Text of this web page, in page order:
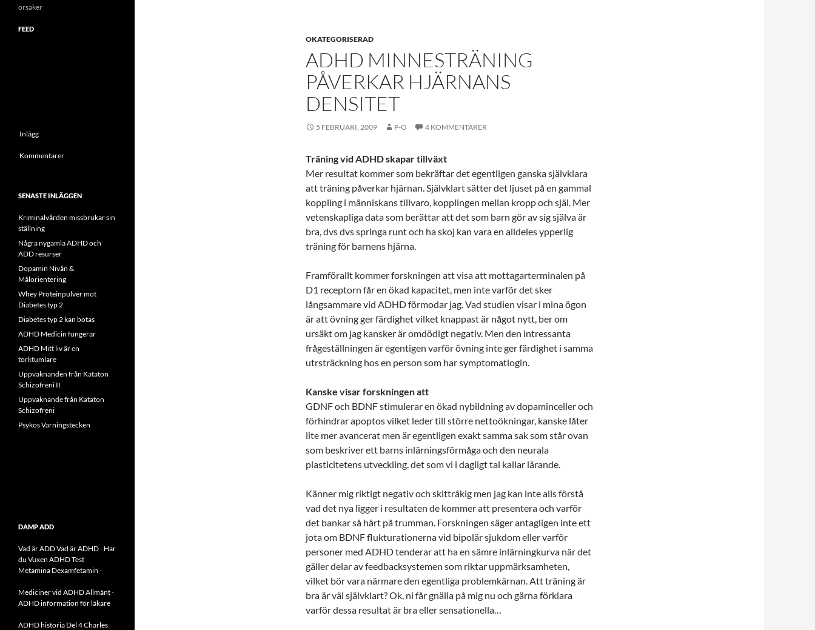
OKATEGORISERAD
ADHD MINNESTRÄNING
PÅVERKAR HJÄRNANS
DENSITET
5 FEBRUARI, 2009 P-O 4 KOMMENTARER
Träning vid ADHD skapar tillväxt
Mer resultat kommer som bekräftar det egentligen ganska självklara
att träning påverkar hjärnan. Självklart sätter det ljuset på en gammal
koppling i människans tillvaro, kopplingen mellan kropp och själ. Mer
vetenskapliga data som berättar att det som barn gör av sig själva är
bra, dvs dvs springa runt och ha skoj kan vara en alldeles ypperlig
träning för barnens hjärna.
Framförallt kommer forskningen att visa att mottagarterminalen på
D1 receptorn får en ökad kapacitet, men inte varför det sker
långsammare vid ADHD förmodar jag. Vad studien visar i mina ögon
är att övning ger färdighet vilket knappast är något nytt, ber om
ursäkt om jag kansker är omdödigt negativ. Men den intressanta
frågeställningen är egentigen varför övning inte ger färdighet i samma
utrsträckning hos en person som har symptomatlogin.
Kanske visar forskningen att
GDNF och BDNF stimulerar en ökad nybildning av dopaminceller och
förhindrar apoptos vilket leder till större nettoökningar, kanske låter
lite mer avancerat men är egentligen exakt samma sak som står ovan
som beskriver ett barns inlärningsförmåga och den neurala
plasticitetens utveckling, det som vi i dagligt tal kallar lärande.
Känner mig riktigt negativ och skittråkig men jag kan inte alls förstå
vad det nya ligger i resultaten de kommer att presentera och varför
det bankar så hårt på trumman. Forskningen säger antagligen inte ett
jota om BDNF flukturationerna vid bipolär sjukdom eller varför
personer med ADHD tenderar att ha en sämre inlärningkurva när det
gäller delar av feedbacksystemen som riktar uppmärksamheten,
vilket bör vara närmare den egentliga problemkärnan. Att träning är
bra är väl självklart? Ok, ni får gnälla på mig nu och gärna förklara
varför dessa resultat är bra eller sensationella…
orsaker
FEED
Inlägg
Kommentarer
SENASTE INLÄGGEN
Kriminalvården missbrukar sin
ställning
Några nygamla ADHD och
ADD resurser
Dopamin Nivån &
Målorientering
Whey Proteinpulver mot
Diabetes typ 2
Diabetes typ 2 kan botas
ADHD Medicin fungerar
ADHD Mitt liv är en
torktumlare
Uppvaknanden från Kataton
Schizofreni II
Uppvaknande från Kataton
Schizofreni
Psykos Varningstecken
DAMP ADD
Vad är ADDVad är ADHD- Har
du Vuxen ADHD Test
Metamina Dexamfetamin -
Mediciner vid ADHD Allmänt-
ADHD information för läkare
ADHD historia Del 4 Charles